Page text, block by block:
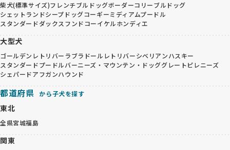
柴犬(標準サイズ)フレンチブルドッグボーダーコリーブルドッグ
シェットランドシープドッグコーギーミディアムプードル
スタンダードダックスフンドコーイケルホンディエ
大型犬
ゴールデンレトリバー ラブラドールレトリバーシベリアンハスキー
スタンダードプードルバーニーズ・マウンテン・ドッググレートピレニーズ
シェパードアフガンハウンド
都道府県 から子犬を探す
東北
全県宮城福島
関東